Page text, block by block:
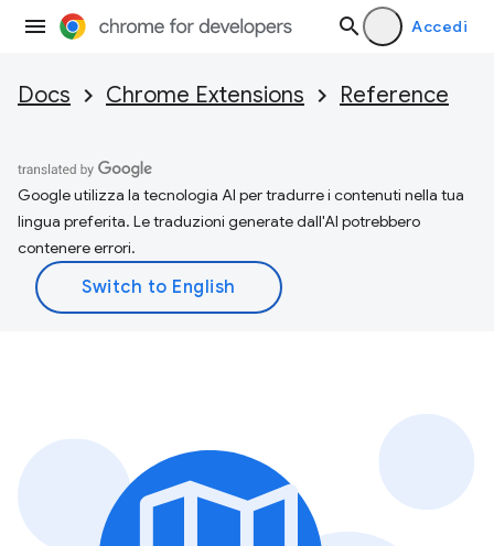
Accedi
Docs Chrome Extensions Reference
Google utilizza la tecnologia AI per tradurre i contenuti nella tua
lingua preferita. Le traduzioni generate dall'AI potrebbero
contenere errori.